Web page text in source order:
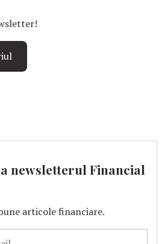
newsletterul Financial
articole financiare.